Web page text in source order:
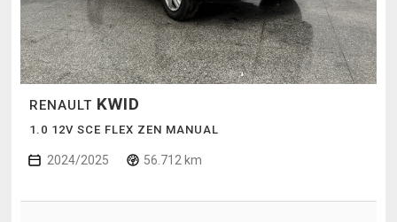
RENAULT KWID
1.0 12V SCE FLEX ZEN MANUAL
2024/2025 56.712 km